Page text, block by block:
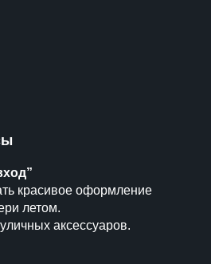
красивое оформление
летом.
аксессуаров.